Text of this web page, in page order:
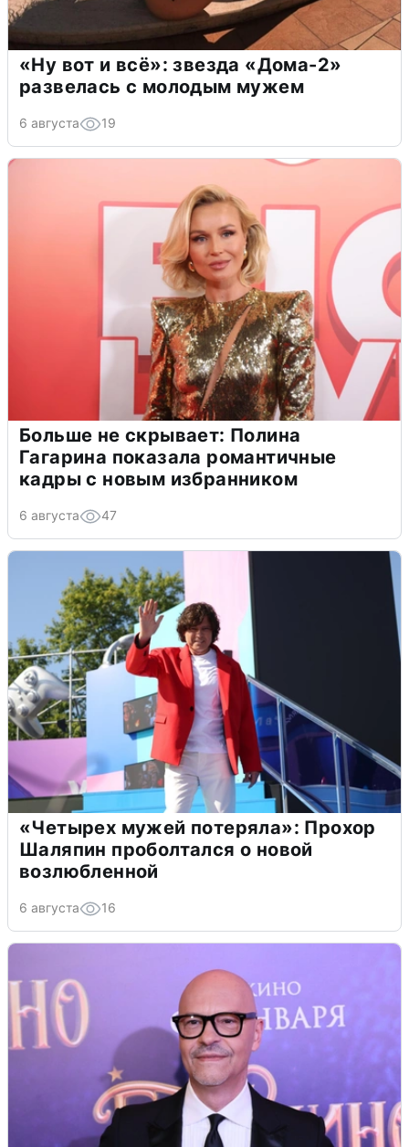
«Ну вот и всё»: звезда «Дома-2»
развелась с молодым мужем
6 августа 19
Больше не скрывает: Полина
Гагарина показала романтичные
кадры с новым избранником
6 августа 47
«Четырех мужей потеряла»: Прохор
Шаляпин проболтался о новой
возлюбленной
6 августа 16